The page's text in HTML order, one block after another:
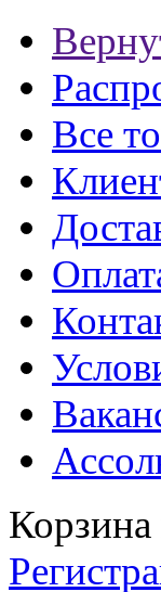
Все
Корзина